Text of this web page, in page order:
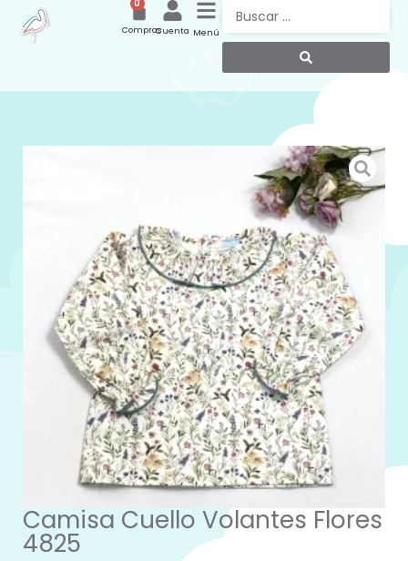
Menú
Cuenta
0
Compras
Camisa Cuello Volantes Flores
4825